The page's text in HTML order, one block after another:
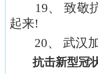
19、 致敬抗
起来!
20、 武汉加
抗击新型冠状